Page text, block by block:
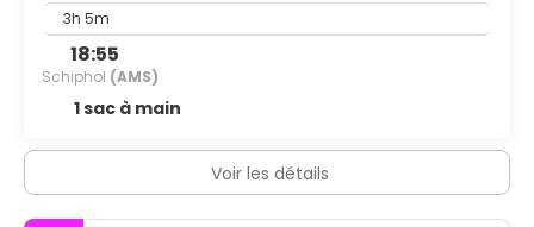
3h 5m
18:55
Schiphol (AMS)
1 sac à main
Voir les détails